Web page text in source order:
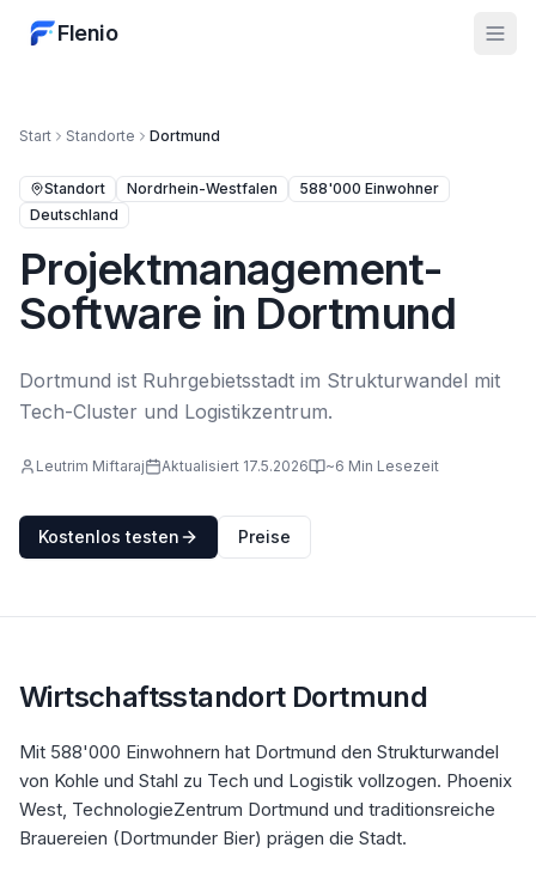
Flenio
Start Standorte Dortmund
Standort Nordrhein-Westfalen 588'000 Einwohner
Deutschland
Projektmanagement-
Software in Dortmund
Dortmund ist Ruhrgebietsstadt im Strukturwandel mit
Tech-Cluster und Logistikzentrum.
Leutrim Miftaraj Aktualisiert 17.5.2026 ~6 Min Lesezeit
Kostenlos testen Preise
Wirtschaftsstandort Dortmund
Mit 588'000 Einwohnern hat Dortmund den Strukturwandel
von Kohle und Stahl zu Tech und Logistik vollzogen. Phoenix
West, TechnologieZentrum Dortmund und traditionsreiche
Brauereien (Dortmunder Bier) prägen die Stadt.